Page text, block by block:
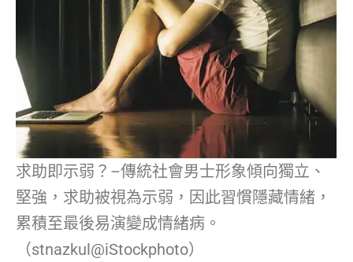
求助即示弱？–傳統社會男士形象傾向獨立、
堅強，求助被視為示弱，因此習慣隱藏情緒，
累積至最後易演變成情緒病。
（stnazkul@iStockphoto）